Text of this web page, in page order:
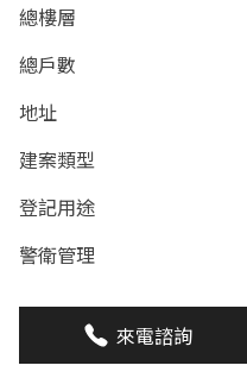
總樓層
總戶數
地址
建案類型
登記用途
警衛管理
公共設施
游泳池、
會議室、
來電諮詢